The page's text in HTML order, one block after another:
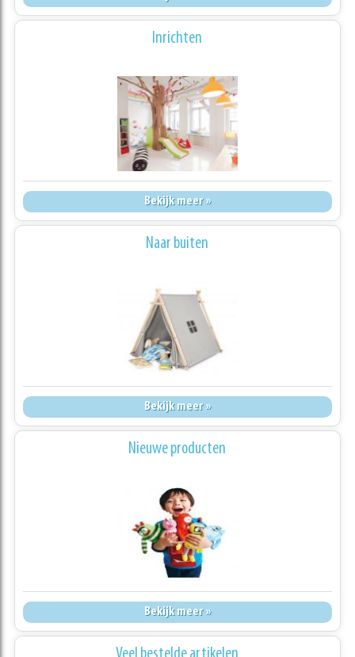
Inrichten
Bekijk meer »
Naar buiten
Bekijk meer »
Nieuwe producten
Bekijk meer »